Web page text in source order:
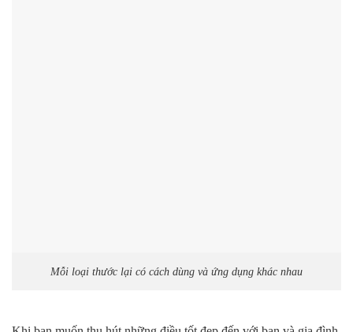
Mỗi loại thước lại có cách dùng và ứng dụng khác nhau